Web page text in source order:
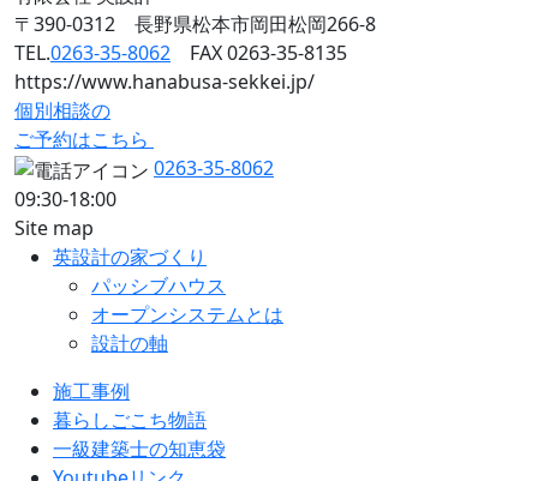
〒390-0312 長野県松本市岡田松岡266-8
TEL.0263-35-8062 FAX 0263-35-8135
https://www.hanabusa-sekkei.jp/
個別相談の
ご予約はこちら
0263-35-8062
09:30-18:00
Site map
英設計の家づくり
パッシブハウス
オープンシステムとは
設計の軸
施工事例
暮らしごこち物語
一級建築士の知恵袋